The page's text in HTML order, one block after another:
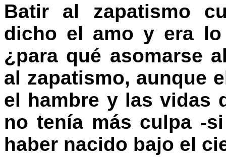
Batir al zapatismo
dicho el amo y era
¿para qué asomarse
al zapatismo, aunque
el hambre y las vidas
no tenía más culpa -
haber nacido bajo el